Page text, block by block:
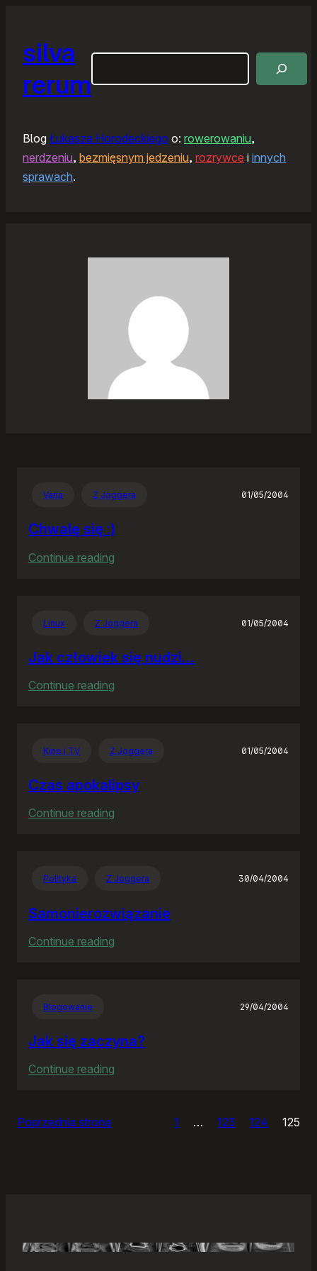
silva
rerum
Blog Łukasza Horodeckiego o: rowerowaniu,
nerdzeniu, bezmięsnym jedzeniu, rozrywce i innych
sprawach.
Varia Z Joggera 01/05/2004
Chwalę się :)
Continue reading
Linux Z Joggera 01/05/2004
Jak człowiek się nudzi…
Continue reading
nudzi…
Kino i TV Z Joggera 01/05/2004
Czas apokalipsy
Continue reading
Polityka Z Joggera 30/04/2004
Samonierozwiązanie
Continue reading
Blogowanie 29/04/2004
Jak się zaczyna?
Continue reading
Poprzednia strona 1 … 123 124 125